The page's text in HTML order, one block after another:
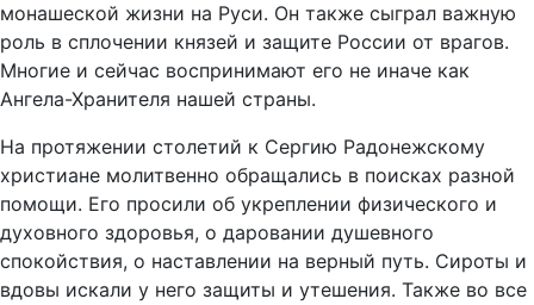
монашеской жизни на Руси. Он также сыграл важную
роль в сплочении князей и защите России от врагов.
Многие и сейчас воспринимают его не иначе как
Ангела-Хранителя нашей страны.
На протяжении столетий к Сергию Радонежскому
христиане молитвенно обращались в поисках разной
помощи. Его просили об укреплении физического и
духовного здоровья, о даровании душевного
спокойствия, о наставлении на верный путь. Сироты и
вдовы искали у него защиты и утешения. Также во все